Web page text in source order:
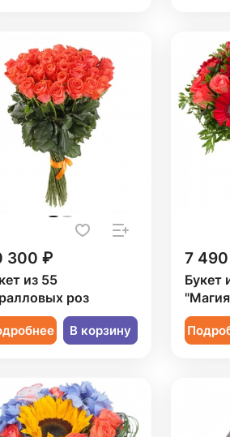
300 ₽
из 55
роз
В корзину
7
Букет